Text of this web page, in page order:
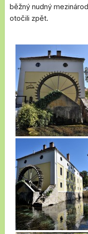
běžný nudný
otočili zpět.